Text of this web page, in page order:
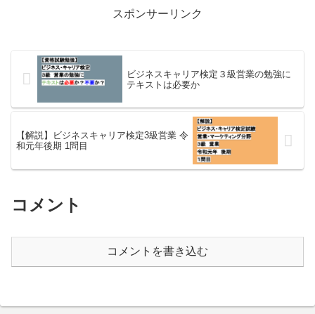
スポンサーリンク
ビジネスキャリア検定３級営業の勉強に
テキストは必要か
【解説】ビジネスキャリア検定3級営業 令
和元年後期 1問目
コメント
コメントを書き込む